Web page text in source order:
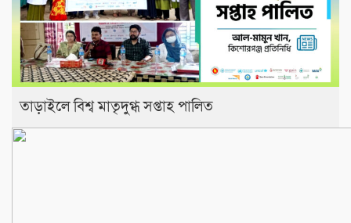
তাড়াইলে বিশ্ব মাতৃদুগ্ধ সপ্তাহ পালিত